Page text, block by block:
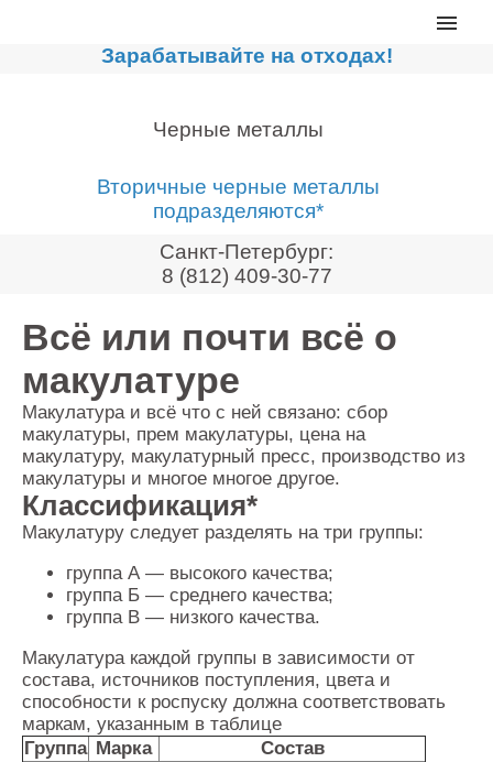
Главная
Сортировочные линии
Дробильное оборудование
Реализованные проекты
Лизинг
Новости компании
Мировые новости
О нас
Контакты
Оставить заявку
Зарабатывайте на отходах!
Черные металлы
Вторичные черные металлы
подразделяются*
Санкт-Петербург:
8 (812) 409-30-77
Всё или почти всё о
макулатуре
Макулатура и всё что с ней связано: сбор
макулатуры, прем макулатуры, цена на
макулатуру, макулатурный пресс, производство из
макулатуры и многое многое другое.
Классификация*
Макулатуру следует разделять на три группы:
группа А — высокого качества;
группа Б — среднего качества;
группа В — низкого качества.
Макулатура каждой группы в зависимости от
состава, источников поступления, цвета и
способности к роспуску должна соответствовать
маркам, указанным в таблице
Группа Марка Состав